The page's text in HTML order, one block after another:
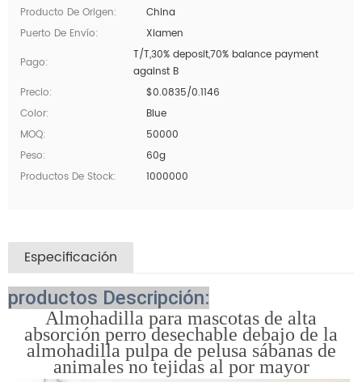
Producto De Origen:
China
Puerto De Envío:
Xiamen
Pago:
T/T,30% deposit,70% balance payment
against B
Precio:
$0.0835/0.1146
Color:
Blue
MOQ:
50000
Peso:
60g
Productos De Stock:
1000000
Especificación
productos Descripción:
Almohadilla para mascotas de alta
absorción perro desechable debajo de la
almohadilla pulpa de pelusa sábanas de
animales no tejidas al por mayor